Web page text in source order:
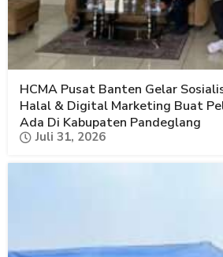
HCMA Pusat Banten Gelar
Halal & Digital Marketing Buat
Ada Di Kabupaten Pandeglang
Juli 31, 2026